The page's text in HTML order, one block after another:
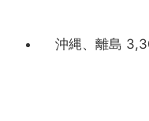
沖縄、離島